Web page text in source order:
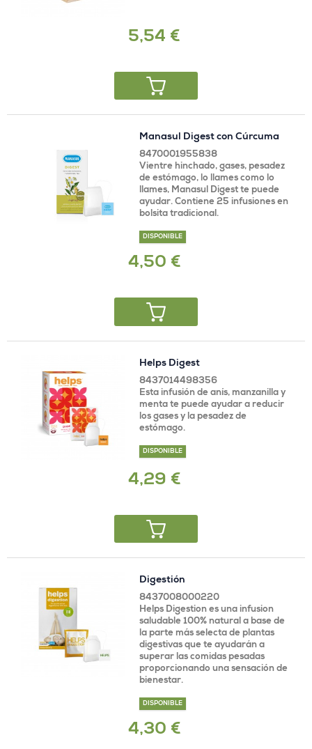
5,54 €
Manasul Digest con Cúrcuma
8470001955838
Vientre hinchado, gases, pesadez
de estómago, lo llames como lo
llames, Manasul Digest te puede
ayudar. Contiene 25 infusiones en
bolsita tradicional.
DISPONIBLE
4,50 €
Helps Digest
8437014498356
Esta infusión de anís, manzanilla y
menta te puede ayudar a reducir
los gases y la pesadez de
estómago.
DISPONIBLE
4,29 €
Digestión
8437008000220
Helps Digestion es una infusion
saludable 100% natural a base de
la parte más selecta de plantas
digestivas que te ayudarán a
superar las comidas pesadas
proporcionando una sensación de
bienestar.
DISPONIBLE
4,30 €